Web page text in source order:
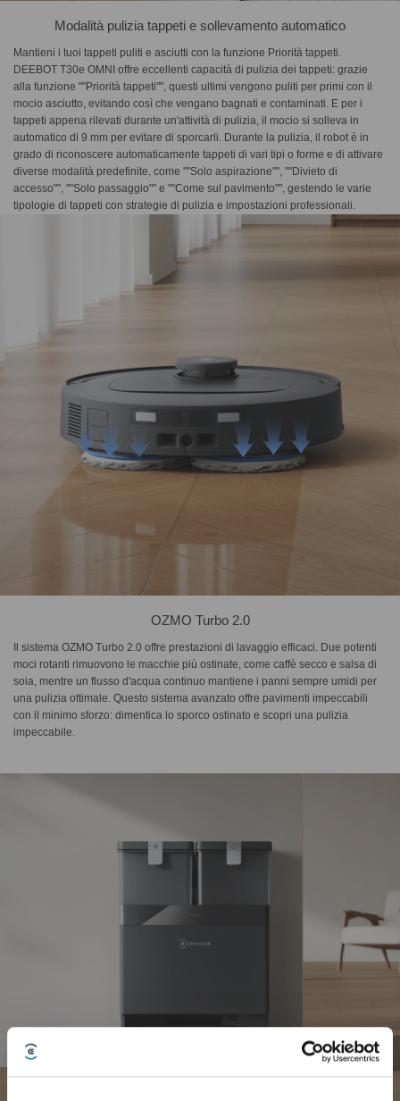
Modalità pulizia tappeti e sollevamento automatico
Mantieni i tuoi tappeti puliti e asciutti con la funzione Priorità tappeti.
DEEBOT T30e OMNI offre eccellenti capacità di pulizia dei tappeti: grazie
alla funzione ""Priorità tappeti"", questi ultimi vengono puliti per primi con il
mocio asciutto, evitando così che vengano bagnati e contaminati. E per i
tappeti appena rilevati durante un'attività di pulizia, il mocio si solleva in
automatico di 9 mm per evitare di sporcarli. Durante la pulizia, il robot è in
grado di riconoscere automaticamente tappeti di vari tipi o forme e di attivare
diverse modalità predefinite, come ""Solo aspirazione"", ""Divieto di
accesso"", ""Solo passaggio"" e ""Come sul pavimento"", gestendo le varie
tipologie di tappeti con strategie di pulizia e impostazioni professionali.
OZMO Turbo 2.0
Il sistema OZMO Turbo 2.0 offre prestazioni di lavaggio efficaci. Due potenti
moci rotanti rimuovono le macchie più ostinate, come caffè secco e salsa di
soia, mentre un flusso d'acqua continuo mantiene i panni sempre umidi per
una pulizia ottimale. Questo sistema avanzato offre pavimenti impeccabili
con il minimo sforzo: dimentica lo sporco ostinato e scopri una pulizia
impeccabile.